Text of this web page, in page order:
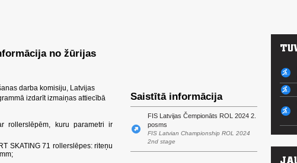
no žūrijas
Saistītā informācija
FIS Latvijas Čempionāts ROL 2024 2.
posms
FIS Latvian Championship ROL 2024
2nd stage
darba komisiju, Latvijas
izdarīt izmaiņas attiecībā
rollerslēpēm, kuru parametri ir
SKATING 71 rollerslēpes: riteņu